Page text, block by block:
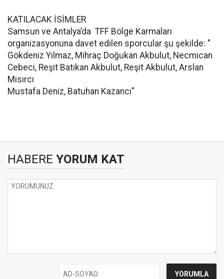
KATILACAK İSİMLER
Samsun ve Antalya’da TFF Bölge Karmaları
organizasyonuna davet edilen sporcular şu şekilde: "
Gökdeniz Yılmaz, Mihraç Doğukan Akbulut, Necmican
Cebeci, Reşit Batıkan Akbulut, Reşit Akbulut, Arslan
Mısırcı
Mustafa Deniz, Batuhan Kazancı"
HABERE YORUM KAT